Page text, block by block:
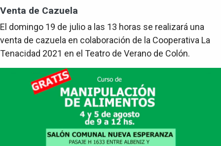
Venta de Cazuela
El domingo 19 de julio a las 13 horas se realizará una
venta de cazuela en colaboración de la Cooperativa La
Tenacidad 2021 en el Teatro de Verano de Colón.